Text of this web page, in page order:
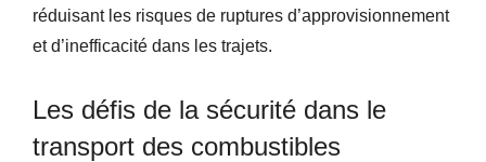
réduisant les risques de ruptures d’approvisionnement
et d’inefficacité dans les trajets.
Les défis de la sécurité dans le
transport des combustibles